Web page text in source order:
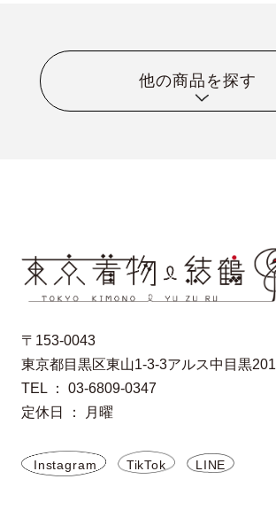
他の商品を探す
〒153-0043
東京都目黒区東山1-3-3アルス中目黒201
TEL ： 03-6809-0347
定休日 ： 月曜
Instagram TikTok LINE